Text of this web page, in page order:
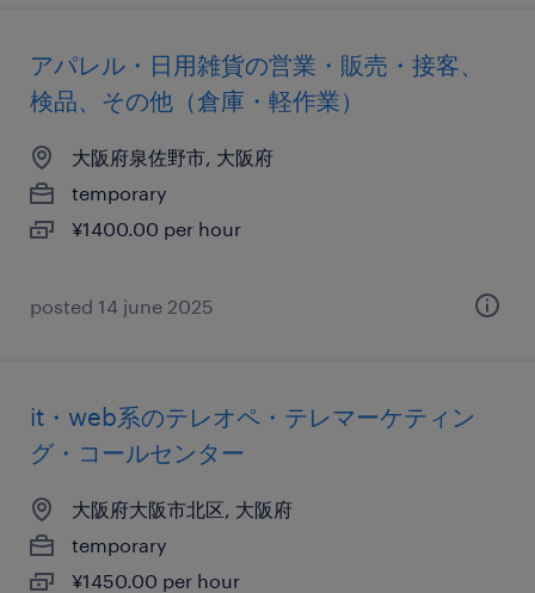
アパレル・日用雑貨の営業・販売・接客、
検品、その他（倉庫・軽作業）
大阪府泉佐野市, 大阪府
temporary
¥1400.00 per hour
posted 14 june 2025
it・web系のテレオペ・テレマーケティン
グ・コールセンター
大阪府大阪市北区, 大阪府
temporary
¥1450.00 per hour